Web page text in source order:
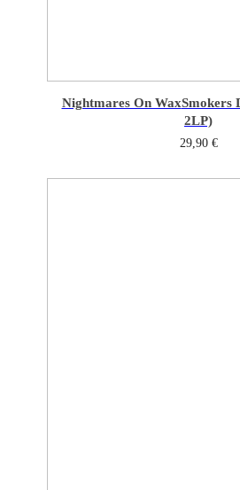
Nightmares On WaxSmokers
2LP)
29,90 €